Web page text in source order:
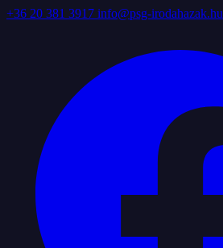
+36 20 381 3917 info@psg-irodahazak.hu